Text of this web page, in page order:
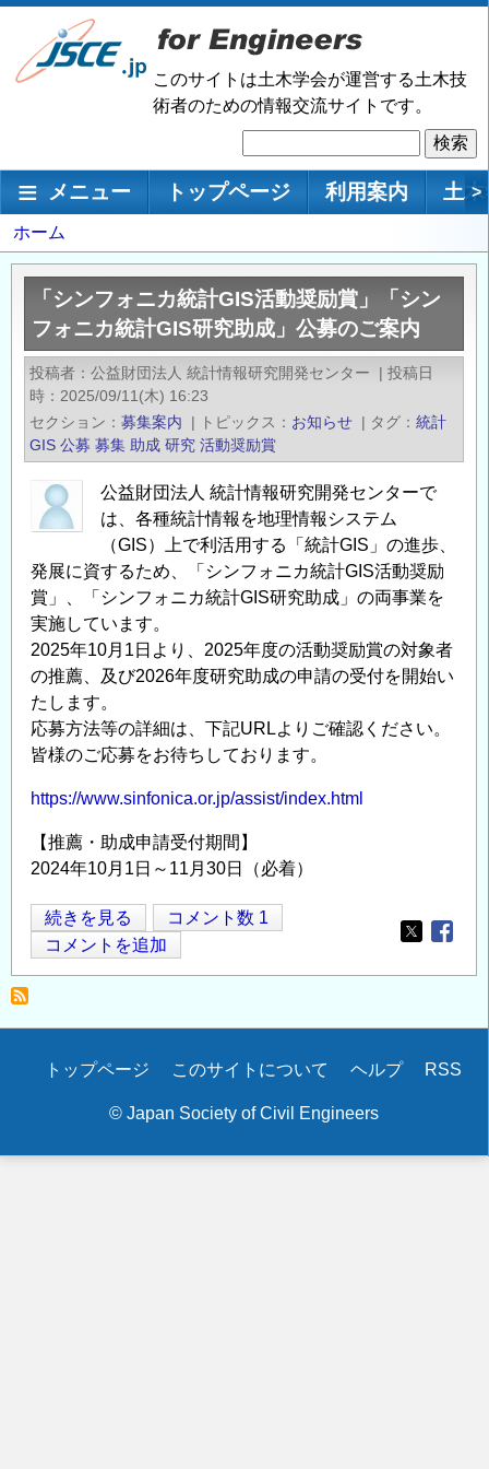
メ
ン
移
このサイトは土木学会が運営する土木技
術者のための情報交流サイトです。
索
メインナビゲーション
メニュー トップページ 利用案内 土 >
パ
ン
ホーム
「シンフォニカ統計GIS活動奨励賞」「シン
フォニカ統計GIS研究助成」公募のご案内
投稿者 公益財団法人 統計情報研究開発センター | 投稿日
時
2025/09/11(木) 16:23
セクション
募集案内 | トピックス お知らせ | タグ
統計
GIS 公募 募集 助成 研究 活動奨励賞
公益財団法人 統計情報研究開発センターで
は、各種統計情報を地理情報システム
（GIS）上で利活用する「統計GIS」の進歩、
発展に資するため、「シンフォニカ統計GIS活動奨励
賞」、「シンフォニカ統計GIS研究助成」の両事業を
実施しています。
2025年10月1日より、2025年度の活動奨励賞の対象者
の推薦、及び2026年度研究助成の申請の受付を開始い
たします。
応募方法等の詳細は、下記URLよりご確認ください。
皆様のご応募をお待ちしております。
https://www.sinfonica.or.jp/assist/index.html
【推薦・助成申請受付期間】
2024年10月1日～11月30日（必着）
「シ
ン
フ
ニ
統
続きを見る
コメント数 1
コメントを追加
Opens in
Secondary
トップページ このサイトについて ヘルプ RSS
© Japan Society of Civil Engineers